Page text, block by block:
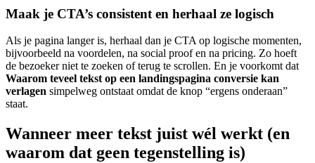
Maak je CTA’s consistent en herhaal ze logisch
Als je pagina langer is, herhaal dan je CTA op logische momenten,
bijvoorbeeld na voordelen, na social proof en na pricing. Zo hoeft
de bezoeker niet te zoeken of terug te scrollen. En je voorkomt dat
Waarom teveel tekst op een landingspagina conversie kan
verlagen simpelweg ontstaat omdat de knop “ergens onderaan”
staat.
Wanneer meer tekst juist wél werkt (en
waarom dat geen tegenstelling is)